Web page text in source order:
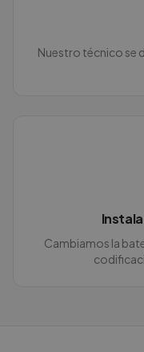
Nuestro técnico se
Cambiamos la